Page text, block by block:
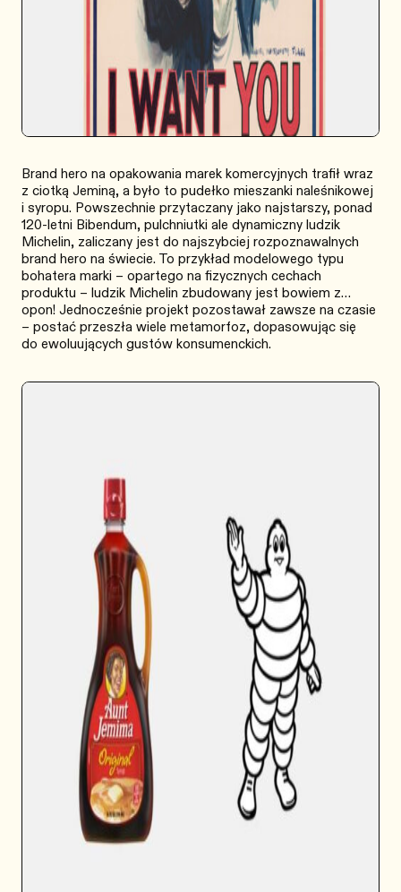
Brand hero na opakowania marek komercyjnych trafił wraz
z ciotką Jeminą, a było to pudełko mieszanki naleśnikowej
i syropu. Powszechnie przytaczany jako najstarszy, ponad
120-letni Bibendum, pulchniutki ale dynamiczny ludzik
Michelin, zaliczany jest do najszybciej rozpoznawalnych
brand hero na świecie. To przykład modelowego typu
bohatera marki – opartego na fizycznych cechach
produktu – ludzik Michelin zbudowany jest bowiem z…
opon! Jednocześnie projekt pozostawał zawsze na czasie
– postać przeszła wiele metamorfoz, dopasowując się
do ewoluujących gustów konsumenckich.